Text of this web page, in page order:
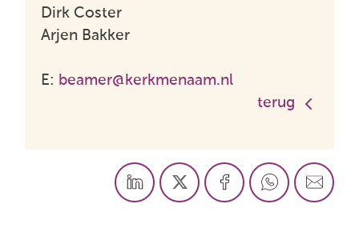
Dirk Coster
Arjen Bakker
E: beamer@kerkmenaam.nl
terug